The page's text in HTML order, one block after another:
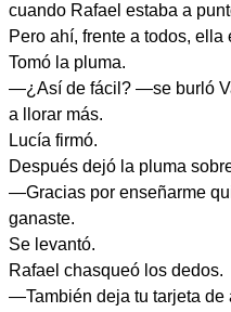
cuando Rafael estaba a
Pero ahí, frente a todos, ella
Tomó la pluma.
—¿Así de fácil? —se burló
a llorar más.
Lucía firmó.
Después dejó la pluma
—Gracias por enseñarme
ganaste.
Se levantó.
Rafael chasqueó los dedos.
—También deja tu tarjeta de